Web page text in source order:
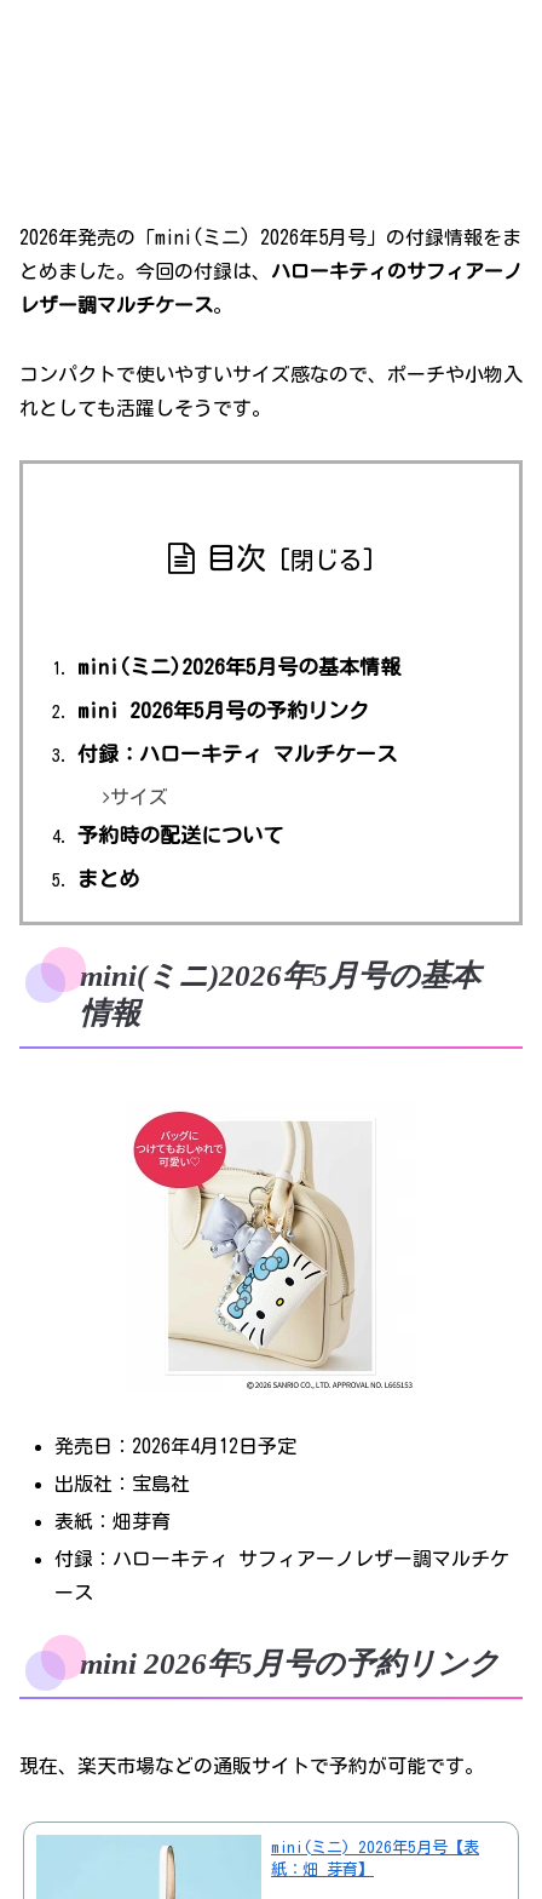
2026年発売の「mini(ミニ) 2026年5月号」の付録情報をま
とめました。今回の付録は、 ハローキティのサフィアーノ
レザー調マルチケース。
コンパクトで使いやすいサイズ感なので、ポーチや小物入
れとしても活躍しそうです。
目次
mini(ミニ)2026年5月号の基本情報
mini 2026年5月号の予約リンク
付録：ハローキティ マルチケース
サイズ
予約時の配送について
まとめ
mini(ミニ)2026年5月号の基本
情報
発売日：2026年4月12日予定
出版社：宝島社
表紙：畑芽育
付録：ハローキティ サフィアーノレザー調マルチケ
ース
mini 2026年5月号の予約リンク
現在、楽天市場などの通販サイトで予約が可能です。
mini(ミニ) 2026年5月号【表
紙：畑 芽育】